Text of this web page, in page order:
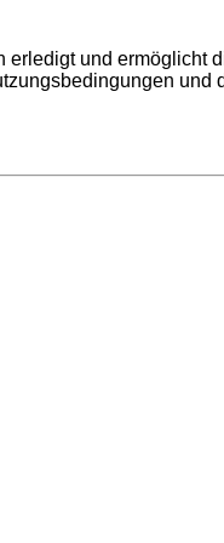
und ermöglicht
und